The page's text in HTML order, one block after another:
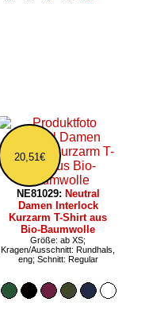
20,51€
NE81029: Neutral
Damen Interlock
Kurzarm T-Shirt aus
Bio-Baumwolle
Größe: ab XS;
Kragen/Ausschnitt: Rundhals,
eng; Schnitt: Regular